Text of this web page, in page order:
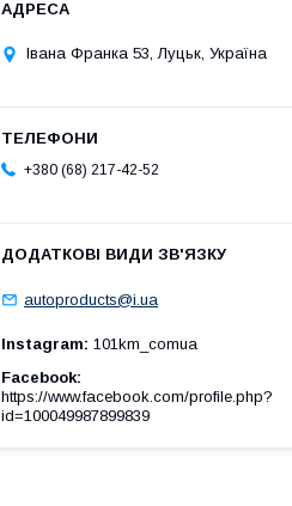
Івана Франка 53, Луцьк, Україна
+380 (68) 217-42-52
autoproducts@i.ua
Instagram 101km_comua
Facebook
https://www.facebook.com/profile.php?
id=100049987899839